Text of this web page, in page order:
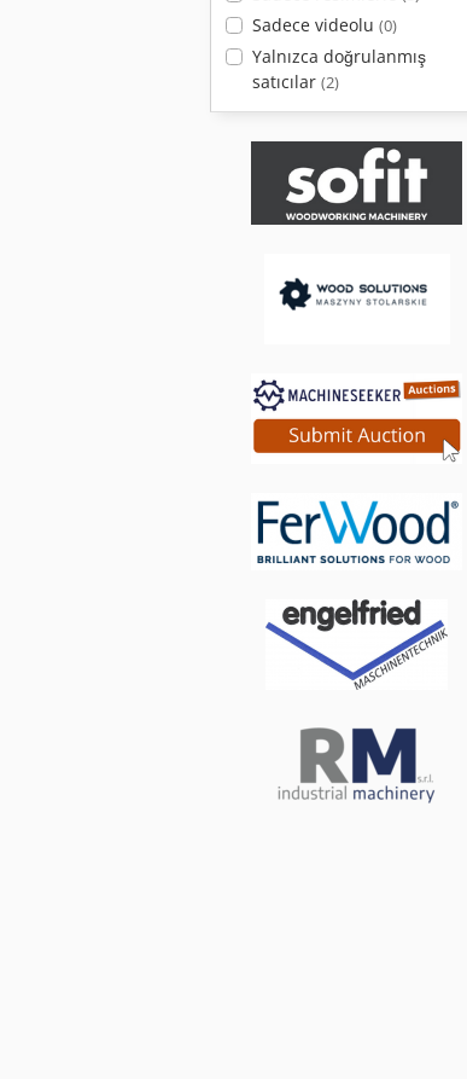
Sadece videolu (0)
Yalnızca doğrulanmış
satıcılar (2)